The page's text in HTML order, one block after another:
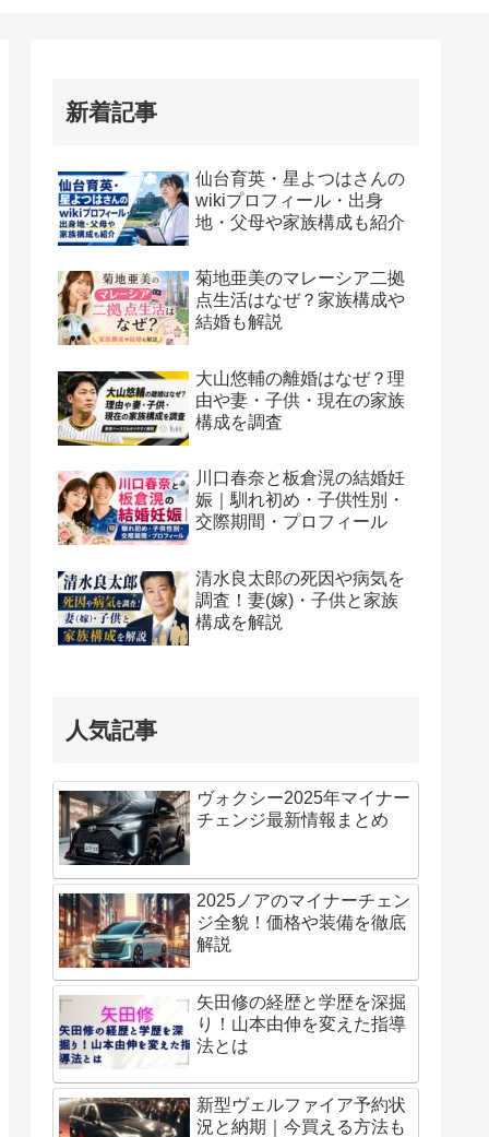
新着記事
仙台育英・星よつはさんの
wikiプロフィール・出身
地・父母や家族構成も紹介
菊地亜美のマレーシア二拠
点生活はなぜ？家族構成や
結婚も解説
大山悠輔の離婚はなぜ？理
由や妻・子供・現在の家族
構成を調査
川口春奈と板倉滉の結婚妊
娠｜馴れ初め・子供性別・
交際期間・プロフィール
清水良太郎の死因や病気を
調査！妻(嫁)・子供と家族
構成を解説
人気記事
ヴォクシー2025年マイナー
チェンジ最新情報まとめ
2025ノアのマイナーチェン
ジ全貌！価格や装備を徹底
解説
矢田修の経歴と学歴を深掘
り！山本由伸を変えた指導
法とは
新型ヴェルファイア予約状
況と納期｜今買える方法も